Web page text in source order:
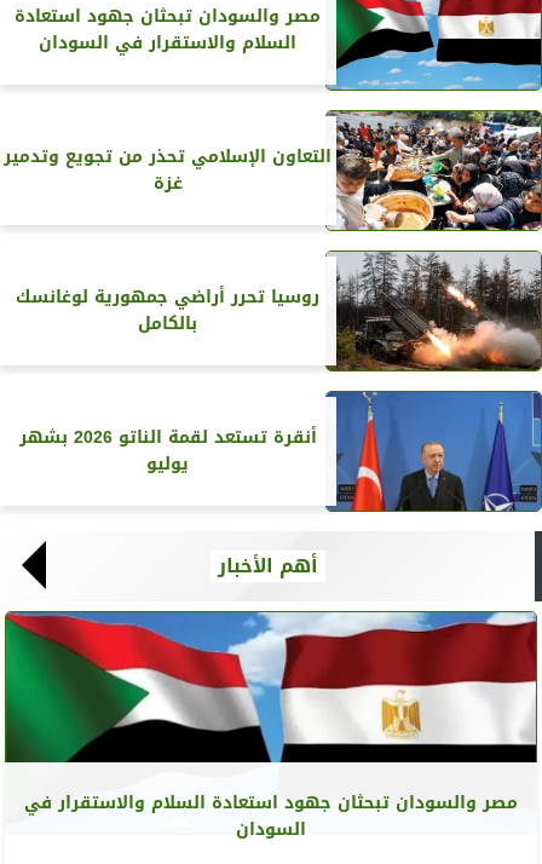
مصر والسودان تبحثان جهود استعادة
السلام والاستقرار في السودان
التعاون الإسلامي تحذر من تجويع وتدمير
غزة
روسيا تحرر أراضي جمهورية لوغانسك
بالكامل
أنقرة تستعد لقمة الناتو 2026 بشهر
يوليو
أهم الأخبار
مصر والسودان تبحثان جهود استعادة السلام والاستقرار في
السودان